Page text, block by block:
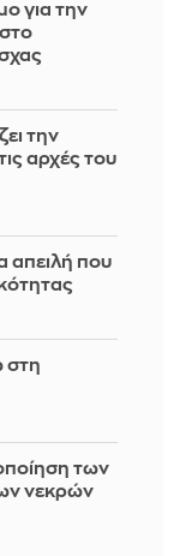
για την
την
αρχές του
απειλή που
στη
των
νεκρών